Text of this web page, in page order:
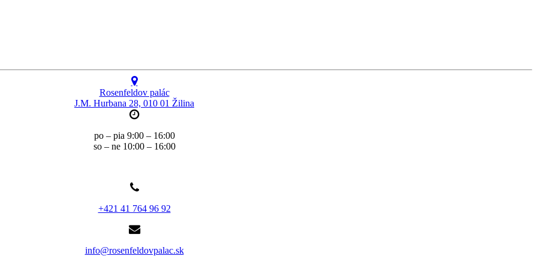
Rosenfeldov palác
J.M. Hurbana 28, 010 01 Žilina
po – pia 9:00 – 16:00
so – ne 10:00 – 16:00
+421 41 764 96 92
info@rosenfeldovpalac.sk